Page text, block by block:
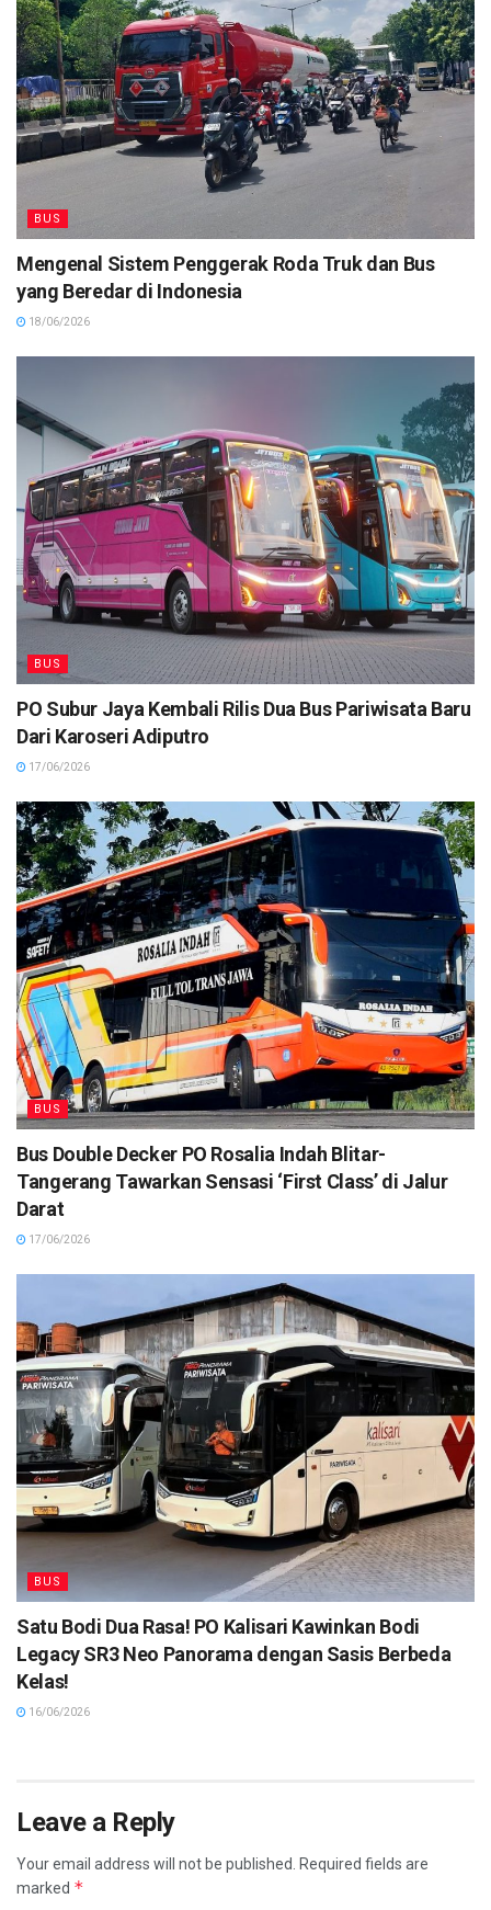
BUS
Mengenal Sistem Penggerak Roda Truk dan Bus
yang Beredar di Indonesia
18/06/2026
BUS
PO Subur Jaya Kembali Rilis Dua Bus Pariwisata Baru
Dari Karoseri Adiputro
17/06/2026
BUS
Bus Double Decker PO Rosalia Indah Blitar-
Tangerang Tawarkan Sensasi ‘First Class’ di Jalur
Darat
17/06/2026
BUS
Satu Bodi Dua Rasa! PO Kalisari Kawinkan Bodi
Legacy SR3 Neo Panorama dengan Sasis Berbeda
Kelas!
16/06/2026
Leave a Reply
Your email address will not be published. Required fields are
marked *